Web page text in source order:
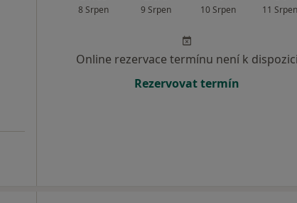
8 Srpen 9 Srpen 10 Srpen 11 Srpen
Online rezervace termínu není k dispozici
Rezervovat termín